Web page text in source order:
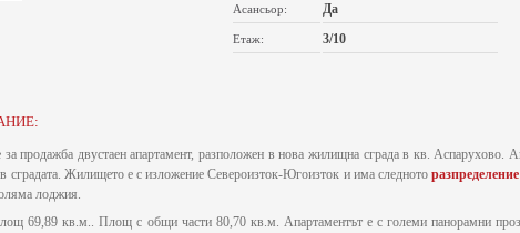
Асансьор: Да
Етаж: 3/10
за продажба двустаен апартамент, разположен в нова жилищна сграда в кв. Аспарухово.
сградата. Жилището е с изложение Североизток-Югоизток и има следното
лоджия.
69,89 кв.м.. Площ с общи части 80,70 кв.м. Апартаментът е с големи панорамни